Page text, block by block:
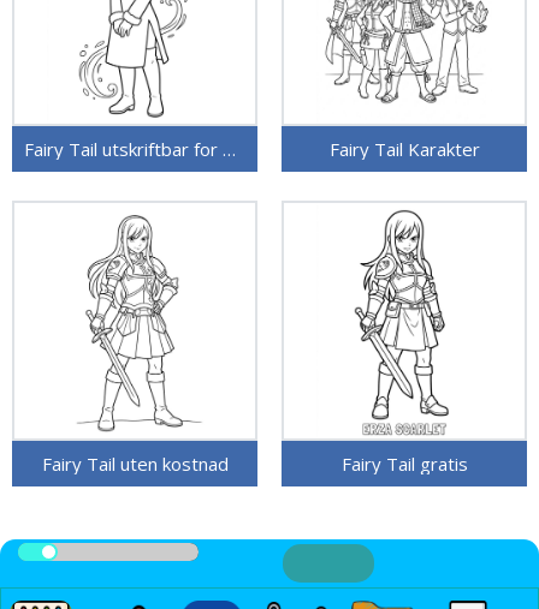
Fairy Tail utskriftbar for barn Fairy Tail Karakter
Fairy Tail uten kostnad Fairy Tail gratis